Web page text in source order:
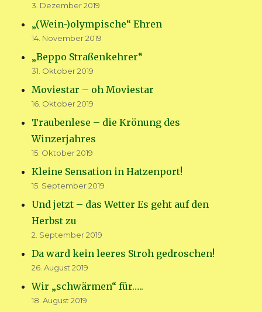
3. Dezember 2019
„(Wein-)olympische“ Ehren
14. November 2019
„Beppo Straßenkehrer“
31. Oktober 2019
Moviestar – oh Moviestar
16. Oktober 2019
Traubenlese – die Krönung des
Winzerjahres
15. Oktober 2019
Kleine Sensation in Hatzenport!
15. September 2019
Und jetzt – das Wetter Es geht auf den
Herbst zu
2. September 2019
Da ward kein leeres Stroh gedroschen!
26. August 2019
Wir „schwärmen“ für…..
18. August 2019